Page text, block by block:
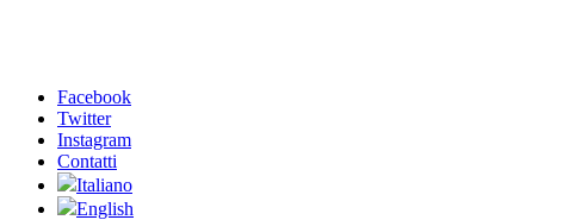
Facebook
Twitter
Instagram
Contatti
Italiano
English